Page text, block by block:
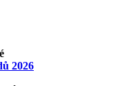
2026